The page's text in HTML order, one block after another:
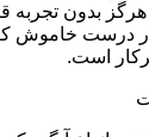
بدون تجربه
کار درست
است.